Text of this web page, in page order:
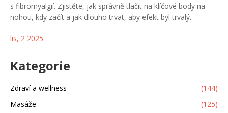
s fibromyalgií. Zjistěte, jak správně tlačit na klíčové body na
nohou, kdy začít a jak dlouho trvat, aby efekt byl trvalý.
lis, 2 2025
Kategorie
Zdraví a wellness
(144)
Masáže
(125)